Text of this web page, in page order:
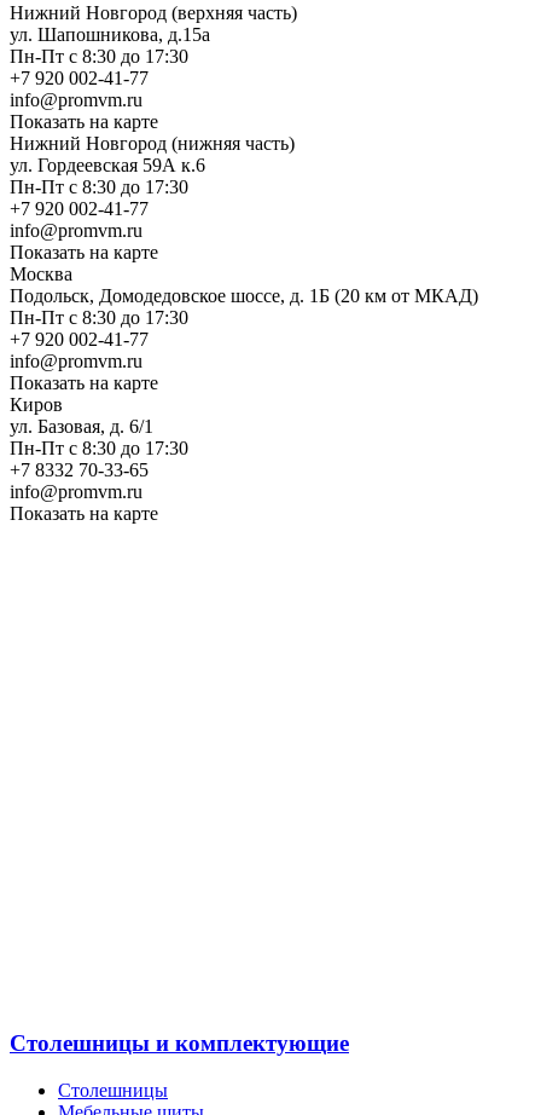
Нижний Новгород (верхняя часть)
ул. Шапошникова, д.15а
Пн-Пт с 8:30 до 17:30
+7 920 002-41-77
info@promvm.ru
Показать на карте
Нижний Новгород (нижняя часть)
ул. Гордеевская 59А к.6
Пн-Пт с 8:30 до 17:30
+7 920 002-41-77
info@promvm.ru
Показать на карте
Москва
Подольск, Домодедовское шоссе, д. 1Б (20 км от МКАД)
Пн-Пт с 8:30 до 17:30
+7 920 002-41-77
info@promvm.ru
Показать на карте
Киров
ул. Базовая, д. 6/1
Пн-Пт с 8:30 до 17:30
+7 8332 70-33-65
info@promvm.ru
Показать на карте
Столешницы и комплектующие
Столешницы